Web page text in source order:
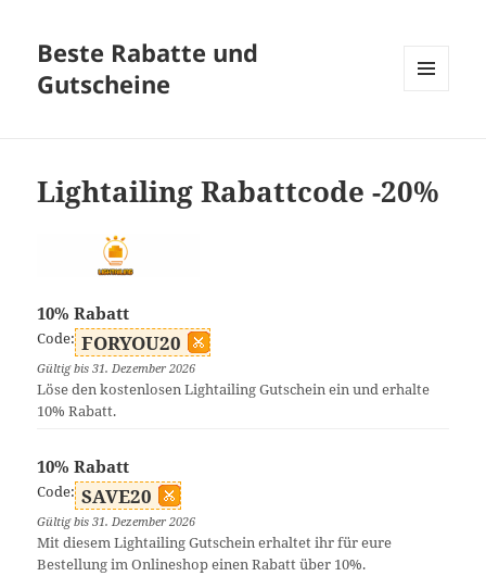
Beste Rabatte und
Gutscheine
Lightailing Rabattcode -20%
10% Rabatt
Code: FORYOU20
Gültig bis 31. Dezember 2026
Löse den kostenlosen Lightailing Gutschein ein und erhalte
10% Rabatt.
10% Rabatt
Code: SAVE20
Gültig bis 31. Dezember 2026
Mit diesem Lightailing Gutschein erhaltet ihr für eure
Bestellung im Onlineshop einen Rabatt über 10%.